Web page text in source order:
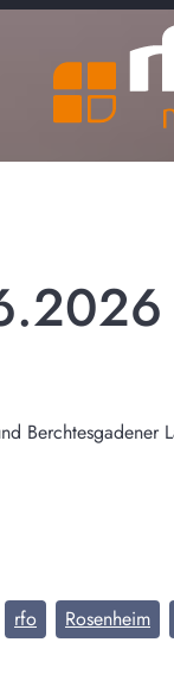
Berchtesgadener
rfo Rosenheim